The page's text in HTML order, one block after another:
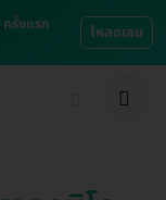
รั้งแรก
โหลดเลย